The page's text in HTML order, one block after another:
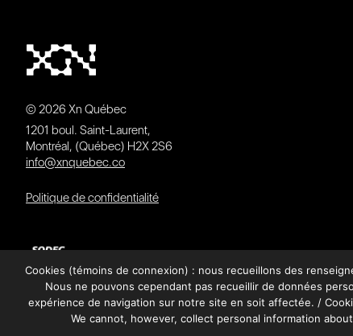
© 2026 Xn Québec
1201 boul. Saint-Laurent,
Montréal, (Québec) H2X 2S6
info@xnquebec.co
Politique de confidentialité
Cookies (témoins de connexion) : nous recueillons des
Nous ne pouvons cependant pas recueillir de données
expérience de navigation sur notre site en soit affectée. /
We cannot, however, collect personal information